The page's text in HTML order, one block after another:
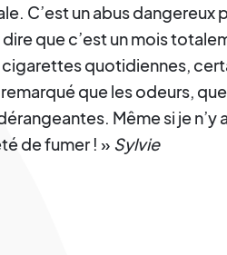
C’est un abus dangereux
dire que c’est un mois
quotidiennes,
remarqué que les odeurs,
Même si je n’y
de fumer ! » Sylvie